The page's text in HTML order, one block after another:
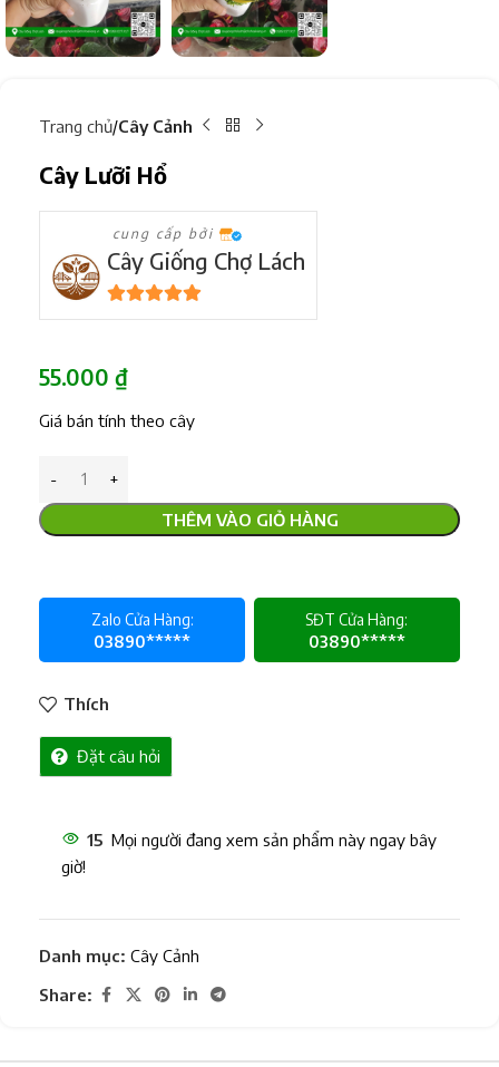
Trang chủ Cây Cảnh
Cây Lưỡi Hổ
cung cấp bởi
Cây Giống Chợ Lách
5trên 5
55.000 ₫
Giá bán tính theo cây
THÊM VÀO GIỎ HÀNG
Zalo Cửa Hàng:
03890*****
SĐT Cửa Hàng:
03890*****
Thích
Đặt câu hỏi
15 Mọi người đang xem sản phẩm này ngay bây
giờ!
Danh mục: Cây Cảnh
Share: